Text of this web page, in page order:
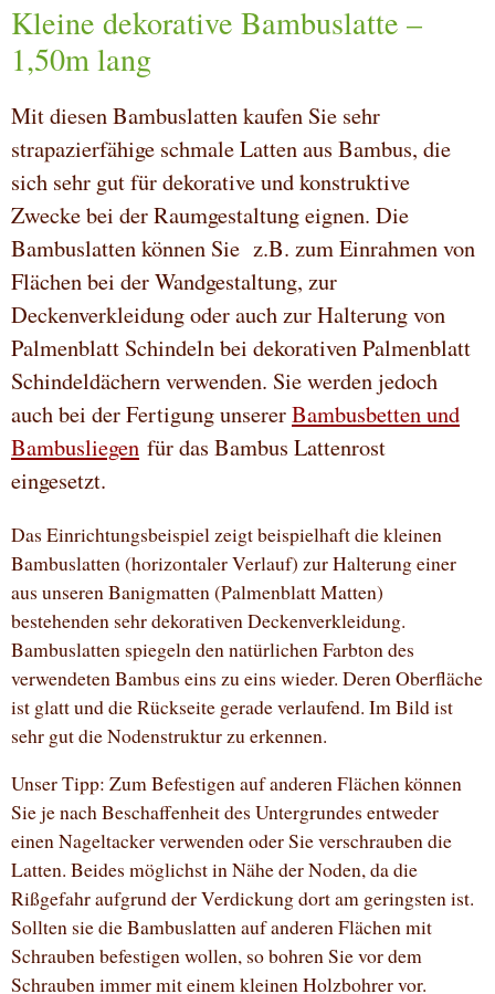
Kleine dekorative Bambuslatte –
1,50m lang
Mit diesen Bambuslatten kaufen Sie sehr
strapazierfähige schmale Latten aus Bambus, die
sich sehr gut für dekorative und konstruktive
Zwecke bei der Raumgestaltung eignen. Die
Bambuslatten können Sie z.B. zum Einrahmen von
Flächen bei der Wandgestaltung, zur
Deckenverkleidung oder auch zur Halterung von
Palmenblatt Schindeln bei dekorativen Palmenblatt
Schindeldächern verwenden. Sie werden jedoch
auch bei der Fertigung unsererBambusbetten und
Bambusliegen für das Bambus Lattenrost
eingesetzt.
Das Einrichtungsbeispiel zeigt beispielhaft die kleinen
Bambuslatten (horizontaler Verlauf) zur Halterung einer
aus unseren Banigmatten (Palmenblatt Matten)
bestehenden sehr dekorativen Deckenverkleidung.
Bambuslatten spiegeln den natürlichen Farbton des
verwendeten Bambus eins zu eins wieder. Deren Oberfläche
ist glatt und die Rückseite gerade verlaufend. Im Bild ist
sehr gut die Nodenstruktur zu erkennen.
Unser Tipp: Zum Befestigen auf anderen Flächen können
Sie je nach Beschaffenheit des Untergrundes entweder
einen Nageltacker verwenden oder Sie verschrauben die
Latten. Beides möglichst in Nähe der Noden, da die
Rißgefahr aufgrund der Verdickung dort am geringsten ist.
Sollten sie die Bambuslatten auf anderen Flächen mit
Schrauben befestigen wollen, so bohren Sie vor dem
Schrauben immer mit einem kleinen Holzbohrer vor.